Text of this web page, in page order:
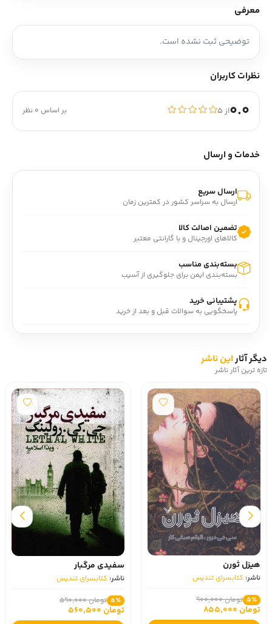
معرفی
توضیحی ثبت نشده است.
نظرات کاربران
0.0از ۵ بر اساس 0 نظر
خدمات و ارسال
ارسال سریع
ارسال به سراسر کشور در کمترین زمان
تضمین اصالت کالا
کالاهای اورجینال و با گارانتی معتبر
بسته‌بندی مناسب
بسته‌بندی ایمن برای جلوگیری از آسیب
پشتیبانی خرید
پاسخگویی به سوالات قبل و بعد از خرید
دیگر آثاراین ناشر
تازه ترین آثار ناشر
هیزل ثورن
ناشر: کتابسرای تندیس
5٪ تومان 900,000
تومان 855,000
سفیدی مرگبار
ناشر: کتابسرای تندیس
5٪ تومان 590,000
تومان 560,500